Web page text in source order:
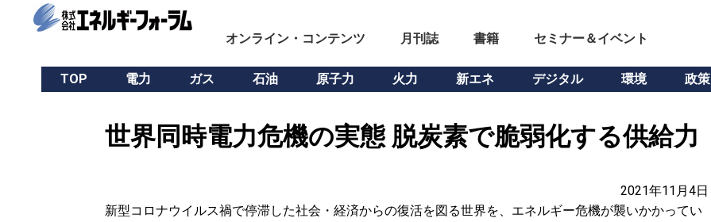
オンライン・コンテンツ 月刊誌 書籍 セミナー＆イベント
TOP 電力 ガス 石油 原子力 火力 新エネ デジタル 環境 政策
世界同時電力危機の実態 脱炭素で脆弱化する供給力
2021年11月4日
新型コロナウイルス禍で停滞した社会・経済からの復活を図る世界を、エネルギー危機が襲いかかってい